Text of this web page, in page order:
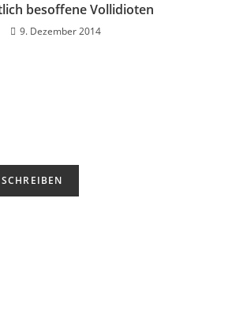
besoffene Vollidioten
9. Dezember 2014